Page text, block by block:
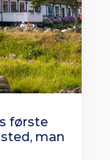
første
man